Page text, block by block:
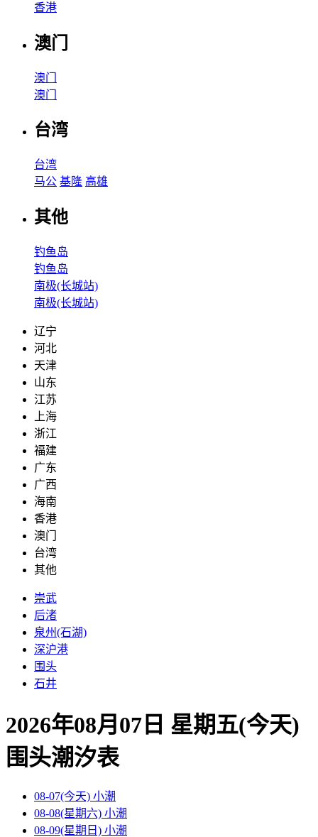
香港
澳门
澳门
澳门
台湾
台湾
马公 基隆 高雄
其他
钓鱼岛
钓鱼岛
南极(长城站)
南极(长城站)
辽宁
河北
天津
山东
江苏
上海
浙江
福建
广东
广西
海南
香港
澳门
台湾
其他
崇武
后渚
泉州(石湖)
深沪港
围头
石井
2026年08月07日 星期五(今天)
围头潮汐表
08-07(今天) 小潮
08-08(星期六) 小潮
08-09(星期日) 小潮